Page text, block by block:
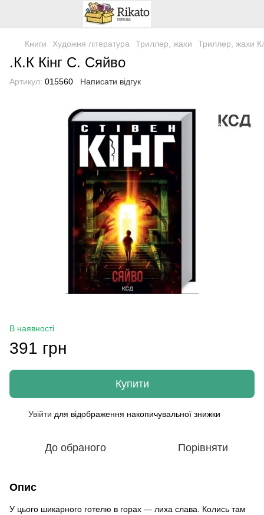
Книги Художня література Триллер, жахи Триллер, жахи
.К.К Кінг С. Сяйво
Артикул: 015560 Написати відгук
В наявності
391 грн
Купити
Увійти для відображення накопичувальної знижки
До обраного Порівняти
Опис
У цього шикарного готелю в горах — лиха слава. Колись там